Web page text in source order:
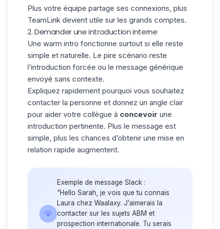
Plus votre équipe partage ses connexions, plus
TeamLink devient utile sur les grands comptes.
2. Demander une introduction interne
Une warm intro fonctionne surtout si elle reste
simple et naturelle. Le pire scénario reste
l’introduction forcée ou le message générique
envoyé sans contexte.
Expliquez rapidement pourquoi vous souhaitez
contacter la personne et donnez un angle clair
pour aider votre collègue à concevoir une
introduction pertinente. Plus le message est
simple, plus les chances d’obtenir une mise en
relation rapide augmentent.
💡
Exemple de message Slack :
"Hello Sarah, je vois que tu connais
Laura chez Waalaxy. J’aimerais la
contacter sur les sujets ABM et
prospection internationale. Tu serais